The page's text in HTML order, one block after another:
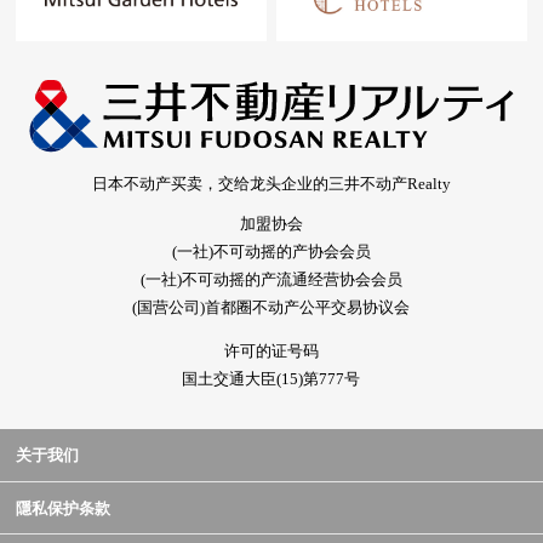
日本不动产买卖，交给龙头企业的三井不动产Realty
加盟协会
(一社)不可动摇的产协会会员
(一社)不可动摇的产流通经营协会会员
(国营公司)首都圈不动产公平交易协议会
许可的证号码
国土交通大臣(15)第777号
关于我们
隱私保护条款